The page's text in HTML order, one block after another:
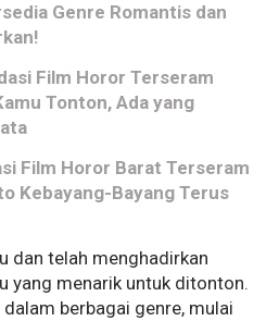
Genre Romantis dan
Film Horor Terseram
Tonton, Ada yang
Film Horor Barat Terseram
Kebayang-Bayang Terus
dan telah menghadirkan
yang menarik untuk ditonton.
berbagai genre, mulai